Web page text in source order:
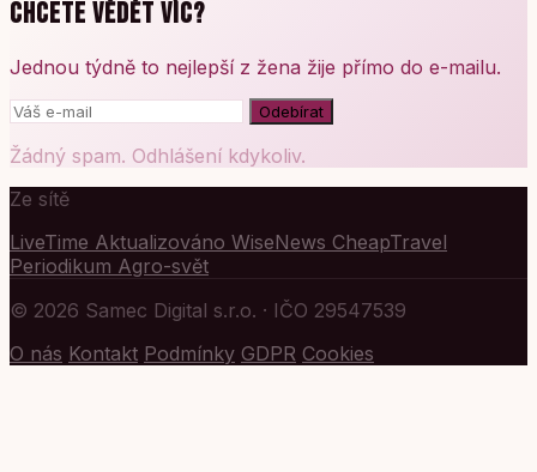
CHCETE VĚDĚT VÍC?
Jednou týdně to nejlepší z žena žije přímo do e-mailu.
Odebírat
Žádný spam. Odhlášení kdykoliv.
Ze sítě
LiveTime Aktualizováno WiseNews CheapTravel
Periodikum Agro-svět
© 2026 Samec Digital s.r.o. · IČO 29547539
O nás Kontakt Podmínky GDPR Cookies